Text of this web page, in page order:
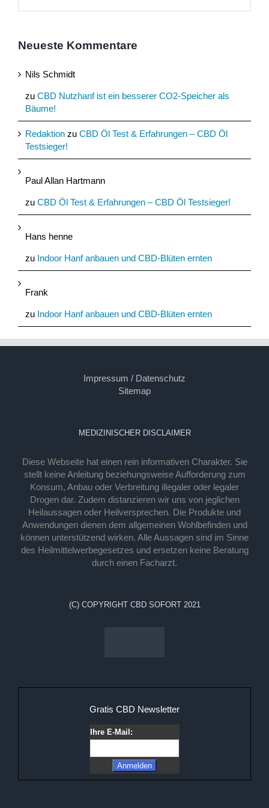
Neueste Kommentare
Nils Schmidt
zu CBD Nutzhanf ist ein besserer CO2-Speicher als
Bäume!
Redaktion zu CBD Öl Test & Erfahrungen – CBD Öl
Testsieger!
Paul Allan Hartmann
zu CBD Öl Test & Erfahrungen – CBD Öl Testsieger!
Hans henne
zu Indoor Hanf anbauen und CBD-Blüten ernten
Frank
zu Indoor Hanf anbauen und CBD-Blüten ernten
Impressum / Datenschutz
Sitemap
MEDIZINISCHER DISCLAIMER
Diese Webseite hat einen rein informativen Charakter. Sie
stellt keine Anleitung beziehungsweise Aufforderung zum
Konsum, Anbau oder Verbreitung illegaler oder legaler
Drogen dar. Zudem distanzieren wir uns von jeglichen
Heilaussagen oder Heilversprechen. Die Produkte und
Anwendungen dienen dem allgemeinen Wohlbefinden und
können unterstützend wirken. Alle Aussagen sind im Sinne
des Heilmittelwerbegesetzes und ersetzen keine Beratung
durch einen Facharzt.
(C) COPYRIGHT CBD SOFORT 2021
Gratis CBD Newsletter
Ihre E-Mail: